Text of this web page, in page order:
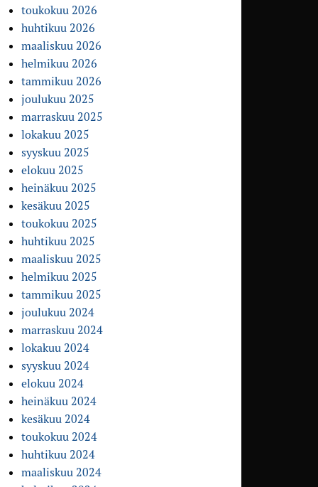
toukokuu 2026
huhtikuu 2026
maaliskuu 2026
helmikuu 2026
tammikuu 2026
joulukuu 2025
marraskuu 2025
lokakuu 2025
syyskuu 2025
elokuu 2025
heinäkuu 2025
kesäkuu 2025
toukokuu 2025
huhtikuu 2025
maaliskuu 2025
helmikuu 2025
tammikuu 2025
joulukuu 2024
marraskuu 2024
lokakuu 2024
syyskuu 2024
elokuu 2024
heinäkuu 2024
kesäkuu 2024
toukokuu 2024
huhtikuu 2024
maaliskuu 2024